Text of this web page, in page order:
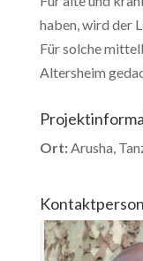
haben, wird der
Für solche
Altersheim
Ort:Arusha,